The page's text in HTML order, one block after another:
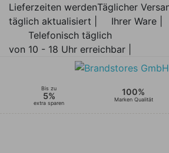
Lieferzeiten werden
täglich aktualisiert |
Täglicher
Ihrer Ware |
Telefonisch täglich
von 10 - 18 Uhr erreichbar |
Bis zu
5%
extra sparen
100%
Marken Qualität